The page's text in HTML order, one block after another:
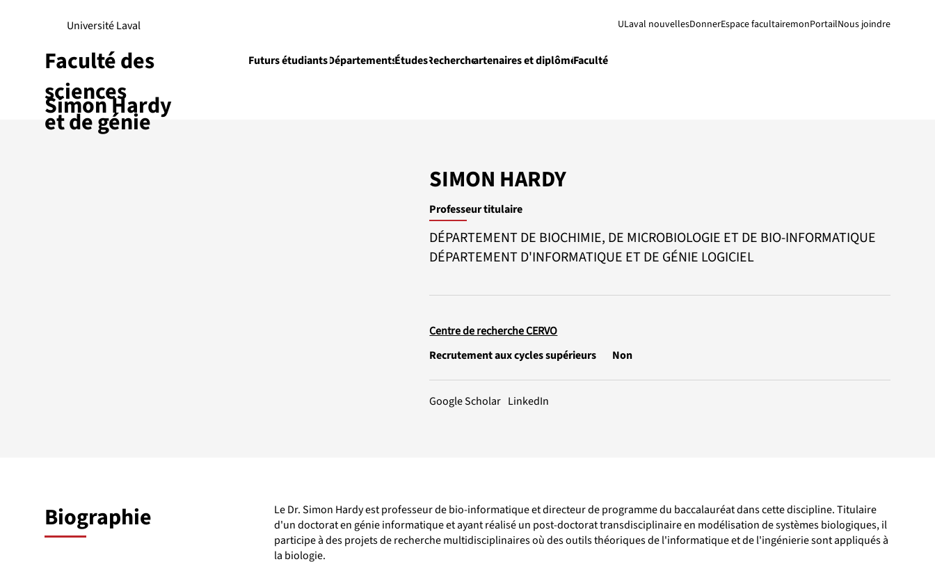
Simon Hardy
Université Laval ULaval nouvellesDonnerEspace facultairemonPortailNous joindre
Futurs étudiantsDépartementsÉtudesRecherchePartenaires et diplômésFaculté
Faculté des
sciences
et de génie
SIMON HARDY
Professeur titulaire
DÉPARTEMENT DE BIOCHIMIE, DE MICROBIOLOGIE ET DE BIO-INFORMATIQUE
DÉPARTEMENT D'INFORMATIQUE ET DE GÉNIE LOGICIEL
Centre de recherche CERVO
Recrutement aux cycles supérieurs
Non
Google Scholar LinkedIn
Biographie
Le Dr. Simon Hardy est professeur de bio-informatique et directeur de programme du baccalauréat dans cette discipline. Titulaire
d'un doctorat en génie informatique et ayant réalisé un post-doctorat transdisciplinaire en modélisation de systèmes biologiques, il
participe à des projets de recherche multidisciplinaires où des outils théoriques de l'informatique et de l'ingénierie sont appliqués à
la biologie.